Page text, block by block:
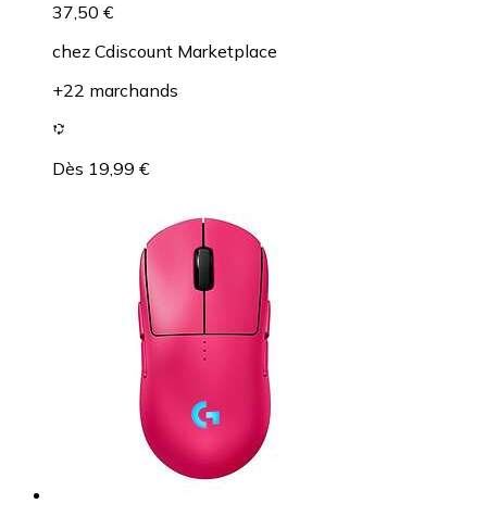
37,50 €
chez Cdiscount Marketplace
+22 marchands
Dès 19,99 €